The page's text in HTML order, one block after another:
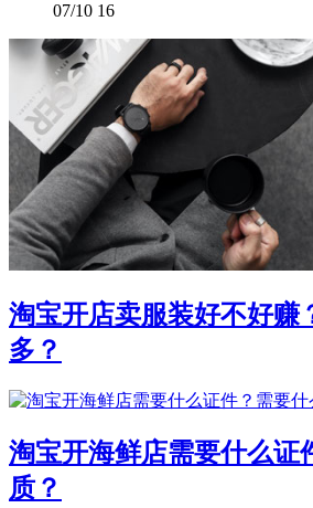
07/10 16
淘宝开店卖服装好不好赚
多？
淘宝开海鲜店需要什么证
质？